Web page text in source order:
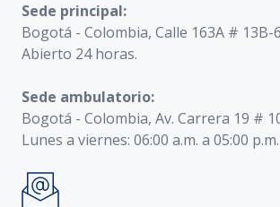
Sede principal:
Bogotá - Colombia, Calle 163A # 13B-
Abierto 24 horas.
Sede ambulatorio:
Bogotá - Colombia, Av. Carrera 19 #
Lunes a viernes: 06:00 a.m. a 05:00 p.m.